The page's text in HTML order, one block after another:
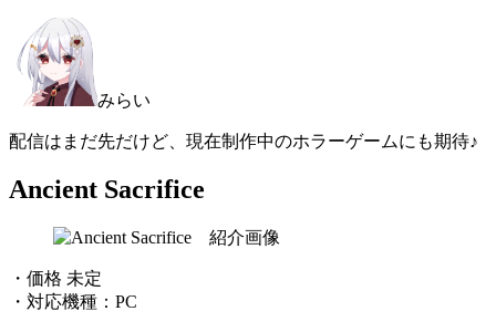
みらい
配信はまだ先だけど、現在制作中のホラーゲームにも期待♪
Ancient Sacrifice
・価格 未定
・対応機種：PC